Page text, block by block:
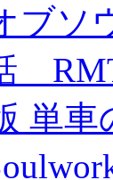
ブソ
単車